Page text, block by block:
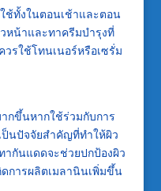
ช้ทั้งในตอนเช้าและตอน
หน้าและทาครีมบำรุงที่
รใช้โทนเนอร์หรือเซรั่ม
กขึ้นหากใช้ร่วมกับการ
นปัจจัยสำคัญที่ทำให้ผิว
ากันแดดจะช่วยปกป้องผิว
การผลิตเมลานินเพิ่มขึ้น